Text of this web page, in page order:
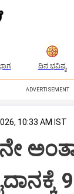
ದಿನ ಭವಿಷ್ಯ
ADVERTISEMENT
10:33 AM IST